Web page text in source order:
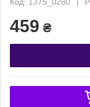
459 ₴